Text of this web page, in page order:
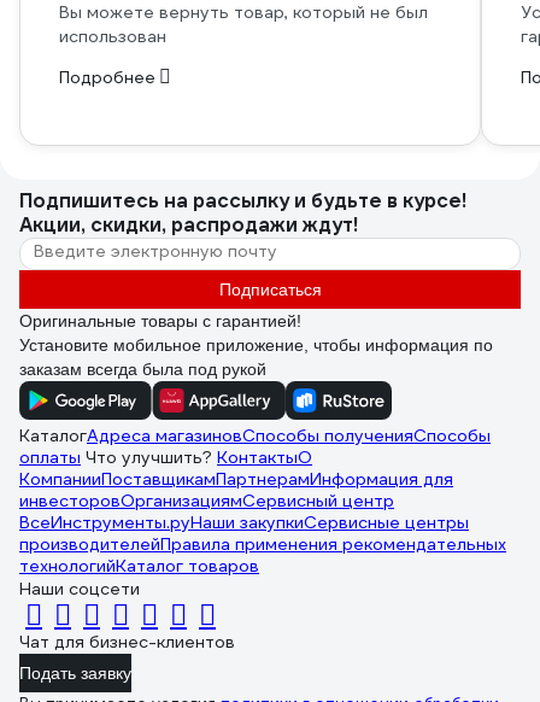
Вы можете вернуть товар, который не был
использован
Подробнее
Подпишитесь на рассылкуи будьте в курсе!
Акции, скидки, распродажи ждут!
Подписаться
Оригинальные товары с гарантией!
Установите мобильное приложение, чтобы информация по
заказам всегда была под рукой
КаталогАдреса магазиновСпособы полученияСпособы
оплаты Что улучшить? КонтактыО
КомпанииПоставщикамПартнерамИнформация для
инвесторовОрганизациямСервисный центр
ВсеИнструменты.руНаши закупкиСервисные центры
производителейПравила применения рекомендательных
технологийКаталог товаров
Наши соцсети
Чат для бизнес-клиентов
Подать заявку